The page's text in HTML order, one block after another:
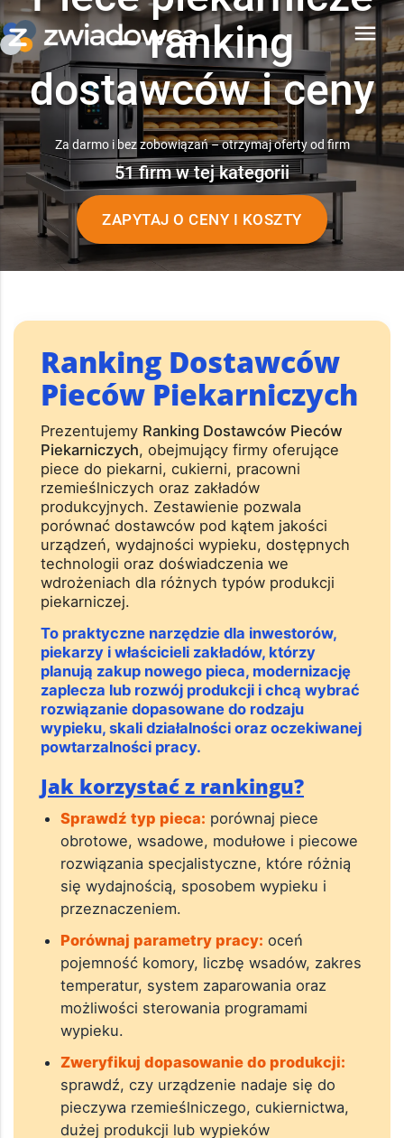
menu
– ranking
dostawców i ceny
Za darmo i bez zobowiązań – otrzymaj oferty od firm
51 firm w tej kategorii
ZAPYTAJ O CENY I KOSZTY
Ranking Dostawców
Pieców Piekarniczych
Prezentujemy Ranking Dostawców Pieców
Piekarniczych, obejmujący firmy oferujące
piece do piekarni, cukierni, pracowni
rzemieślniczych oraz zakładów
produkcyjnych. Zestawienie pozwala
porównać dostawców pod kątem jakości
urządzeń, wydajności wypieku, dostępnych
technologii oraz doświadczenia we
wdrożeniach dla różnych typów produkcji
piekarniczej.
To praktyczne narzędzie dla inwestorów,
piekarzy i właścicieli zakładów, którzy
planują zakup nowego pieca, modernizację
zaplecza lub rozwój produkcji i chcą wybrać
rozwiązanie dopasowane do rodzaju
wypieku, skali działalności oraz oczekiwanej
powtarzalności pracy.
Jak korzystać z rankingu?
Sprawdź typ pieca: porównaj piece
obrotowe, wsadowe, modułowe i piecowe
rozwiązania specjalistyczne, które różnią
się wydajnością, sposobem wypieku i
przeznaczeniem.
Porównaj parametry pracy: oceń
pojemność komory, liczbę wsadów, zakres
temperatur, system zaparowania oraz
możliwości sterowania programami
wypieku.
Zweryfikuj dopasowanie do produkcji:
sprawdź, czy urządzenie nadaje się do
pieczywa rzemieślniczego, cukiernictwa,
dużej produkcji lub wypieków